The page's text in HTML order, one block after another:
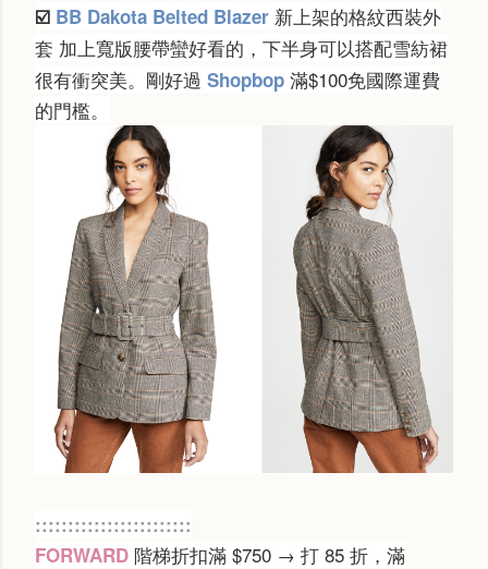
☑️ BB Dakota Belted Blazer 新上架的格紋西裝外
套 加上寬版腰帶蠻好看的，下半身可以搭配雪紡裙
很有衝突美。剛好過 Shopbop 滿$100免國際運費
的門檻。
::::::::::::::::::::::::
FORWARD 階梯折扣滿 $750 → 打 85 折， 滿